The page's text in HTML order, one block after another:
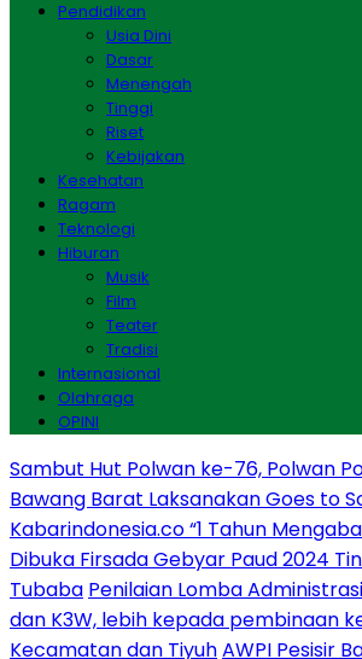
Pendidikan
Usia Dini
Dasar
Menengah
Tinggi
Riset
Kebijakan
Kesehatan
Ragam
Teknologi
Hiburan
Musik
Film
Teater
Tradisi
Internasional
Olahraga
OPINI
Sambut Hut Polwan ke-76, Polwan
Bawang Barat Laksanakan Goes to
Kabarindonesia.co “1 Tahun
Dibuka Firsada Gebyar Paud 2024
Tubaba Penilaian Lomba
dan K3W, lebih kepada pembinaan
Kecamatan dan TiyuhAWPI Pesisir